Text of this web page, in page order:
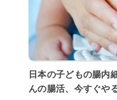
日本の子どもの腸内
んの腸活、今すぐや